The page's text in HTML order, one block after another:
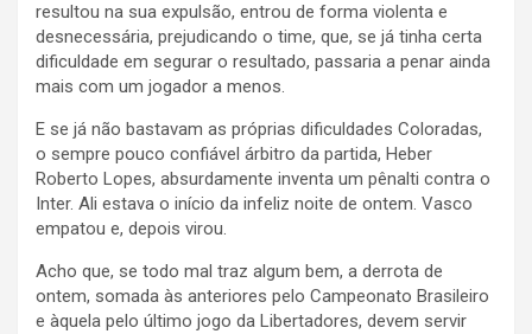
resultou na sua expulsão, entrou de forma violenta e
desnecessária, prejudicando o time, que, se já tinha certa
dificuldade em segurar o resultado, passaria a penar ainda
mais com um jogador a menos.
E se já não bastavam as próprias dificuldades Coloradas,
o sempre pouco confiável árbitro da partida, Heber
Roberto Lopes, absurdamente inventa um pênalti contra o
Inter. Ali estava o início da infeliz noite de ontem. Vasco
empatou e, depois virou.
Acho que, se todo mal traz algum bem, a derrota de
ontem, somada às anteriores pelo Campeonato Brasileiro
e àquela pelo último jogo da Libertadores, devem servir